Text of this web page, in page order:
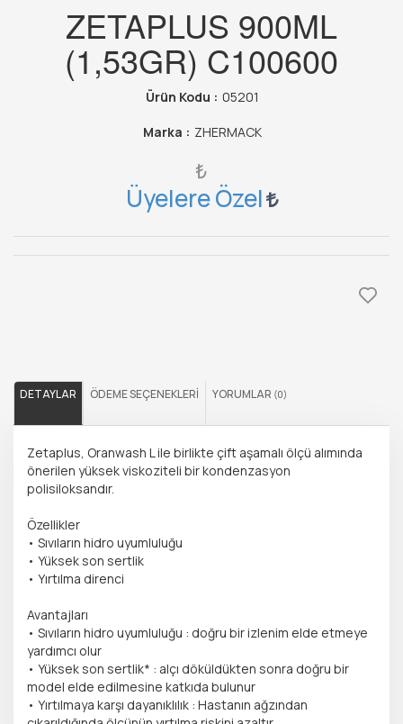
ZETAPLUS 900ML
(1,53GR) C100600
Ürün Kodu : 05201
Marka : ZHERMACK
₺
Üyelere Özel
DETAYLAR ÖDEME SEÇENEKLERI YORUMLAR (0)
Zetaplus, Oranwash L ile birlikte çift aşamalı ölçü alımında
önerilen yüksek viskoziteli bir kondenzasyon
polisiloksandır.
Özellikler
• Sıvıların hidro uyumluluğu
• Yüksek son sertlik
• Yırtılma direnci
Avantajları
• Sıvıların hidro uyumluluğu : doğru bir izlenim elde etmeye
yardımcı olur
• Yüksek son sertlik* : alçı döküldükten sonra doğru bir
model elde edilmesine katkıda bulunur
• Yırtılmaya karşı dayanıklılık : Hastanın ağzından